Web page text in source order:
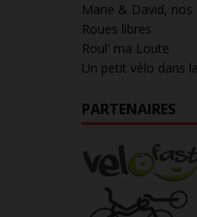
Marie & David,
Roues libres
Roul' ma Loute
Un petit vélo dans
PARTENAIRES